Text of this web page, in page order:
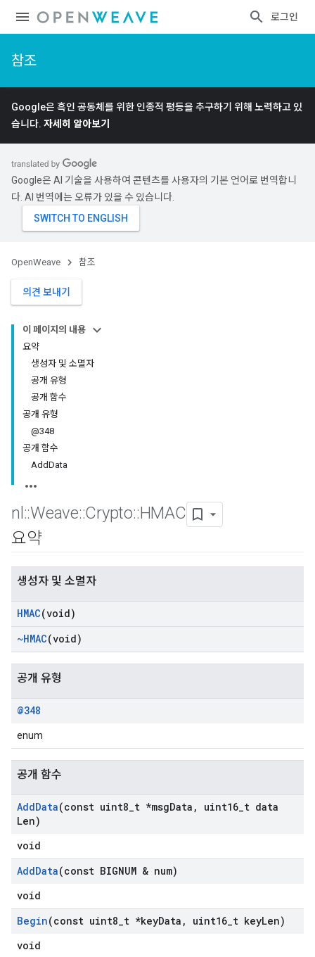
로그인
참조
Google은 흑인 공동체를 위한 인종적 평등을 추구하기 위해 노력하고 있
습니다. 자세히 알아보기
Google은 AI 기술을 사용하여 콘텐츠를 사용자의 기본 언어로 번역합니
다. AI 번역에는 오류가 있을 수 있습니다.
OpenWeave 참조
의견 보내기
이 페이지의 내용
요약
생성자 및 소멸자
공개 유형
공개 함수
공개 유형
@348
공개 함수
AddData
nl ::Weave::Crypto::HMAC
요약
생성자 및 소멸자
HMAC(void)
~HMAC(void)
공개 유형
@348
enum
공개 함수
AddData(const uint8 t *msgData , uint16 t data
Len)
void
AddData(const BIGNUM & num)
void
Begin(const uint8 t *keyData , uint16 t keyLen)
void